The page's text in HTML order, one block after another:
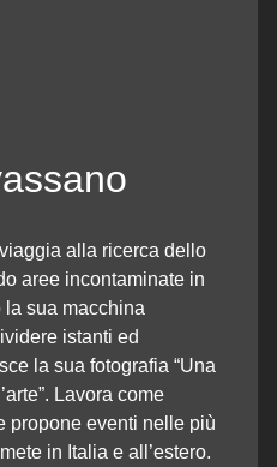
alla ricerca dello
aree incontaminate in
la sua macchina
istanti ed
la sua fotografia “Una
Lavora come
propone eventi nelle più
in Italia e all’estero.